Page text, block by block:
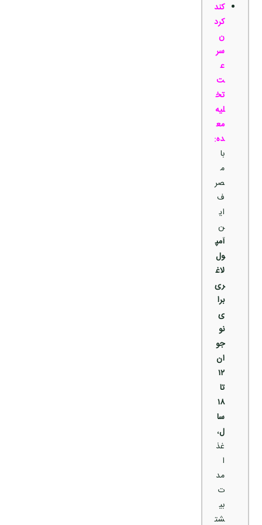
کند
کرد
ن
سر
ع
ت
تخ
لیه
مع
ده:
با
م
صر
ف
ای
ن
آمپ
ول
لاغ
ری
برا
ی
نو
جو
ان
۱۲
تا
۱۸
سا
ل،
غذ
ا
مد
ت
بی
شت